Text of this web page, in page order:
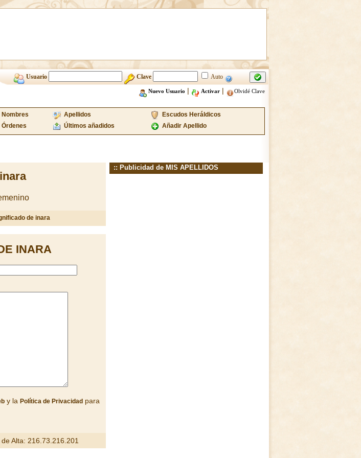
Usuario Clave Auto
Nuevo Usuario | Activar| Olvidé Clave
Nombres Apellidos
Escudos Heráldicos
Órdenes Últimos añadidos Añadir Apellido
de inara
INARA
y la Política de Privacidadpara
de Alta: 216.73.216.201
:: Publicidad de MIS APELLIDOS